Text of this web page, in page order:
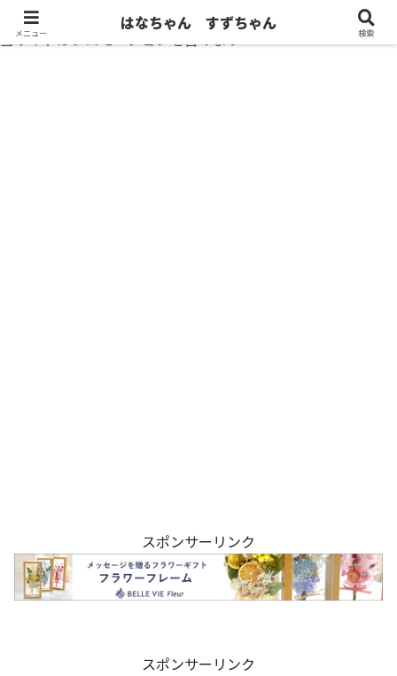
当サイトはプロモーションを含みます
スポンサーリンク
スポンサーリンク
メニュー
はなちゃん すずちゃん
検索